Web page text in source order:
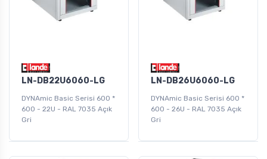
LN-DB22U6060-LG
DYNAmic Basic Serisi 600 *
600 - 22U - RAL 7035 Açık
Gri
LN-DB26U6060-LG
DYNAmic Basic Serisi 600 *
600 - 26U - RAL 7035 Açık
Gri